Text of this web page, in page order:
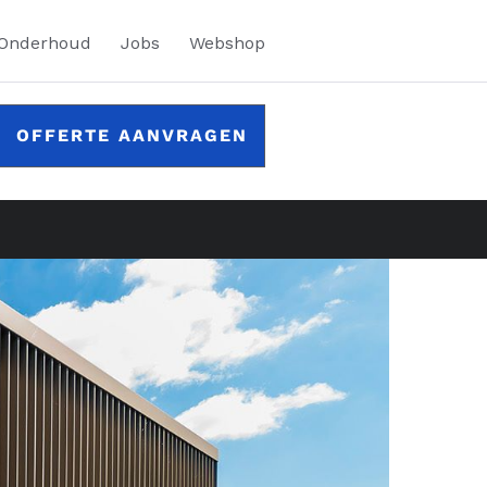
Jobs Webshop
OFFERTE AANVRAGEN